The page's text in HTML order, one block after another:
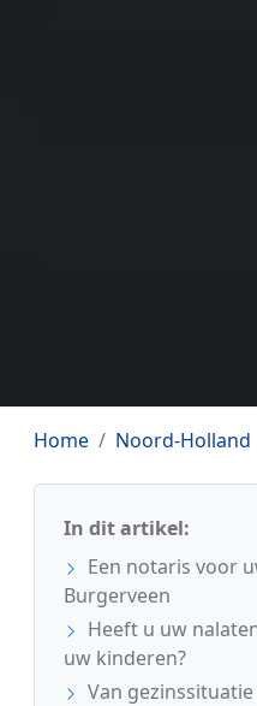
Home Noord-Holland
In dit artikel:
Een notaris voor
Burgerveen
Heeft u uw
uw kinderen?
Van